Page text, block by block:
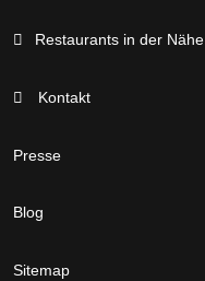
Restaurants in der Nähe
Kontakt
Presse
Blog
Sitemap